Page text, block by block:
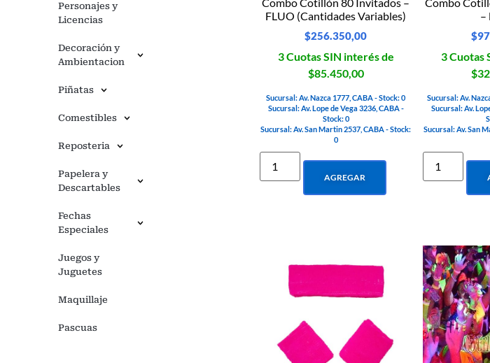
Personajes y
Licencias
Decoración y
Ambientacion
Piñatas
Comestibles
Reposteria
Papelera y
Descartables
Fechas
Especiales
Juegos y
Juguetes
Maquillaje
Pascuas
FLUO (Cantidades Variables)
$256.350,00
3 Cuotas SIN interés de
$85.450,00
Sucursal: Av. Nazca 1777, CABA - Stock: 0
Sucursal: Av. Lope de Vega 3236, CABA -
Stock: 0
Sucursal: Av. San Martin 2537, CABA - Stock:
0
AGREGAR
–
$
3 Cuotas
Sucursal: Av.
Sucursal: Av.
Sucursal: Av. San